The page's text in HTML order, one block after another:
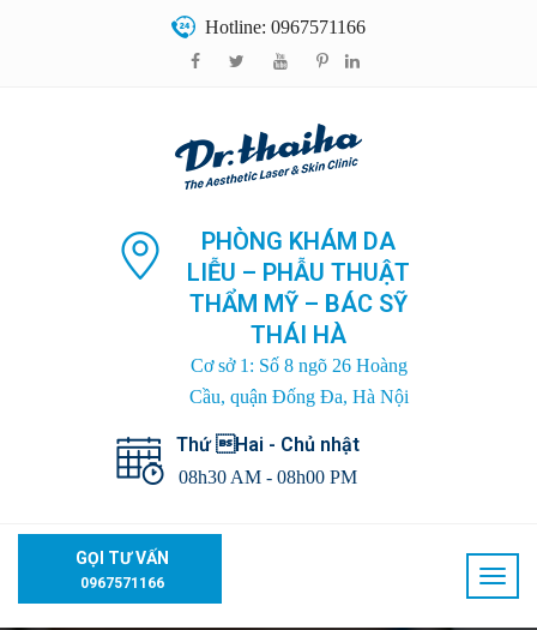
Hotline: 0967571166
PHÒNG KHÁM DA
LIỄU – PHẪU THUẬT
THẨM MỸ – BÁC SỸ
THÁI HÀ
Cơ sở 1: Số 8 ngõ 26 Hoàng
Cầu, quận Đống Đa, Hà Nội
Thứ Hai - Chủ nhật
08h30 AM - 08h00 PM
GỌI TƯ VẤN
0967571166